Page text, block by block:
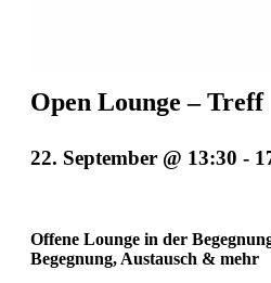
Open Lounge – Treff
22. September @ 13:30 -
Offene Lounge in der
Begegnung, Austausch & mehr